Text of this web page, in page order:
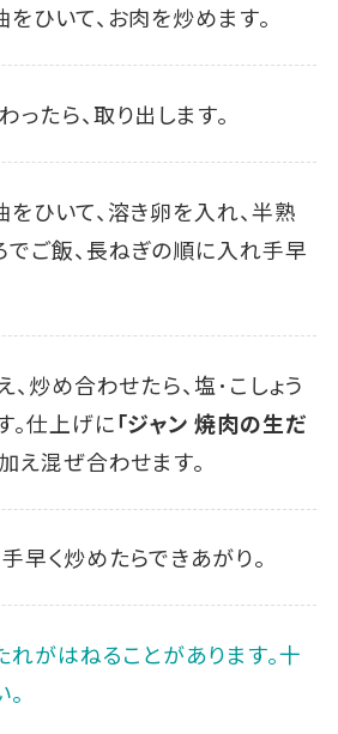
ひいて、お肉を炒めます。
たら、取り出します。
をひいて、溶き卵を入れ、半熟
でご飯、長ねぎの順に入れ手早
炒め合わせたら、塩･こしょう
。仕上げに「ジャン 焼肉の生だ
え混ぜ合わせます。
早く炒めたらできあがり。
がはねることがあります。十